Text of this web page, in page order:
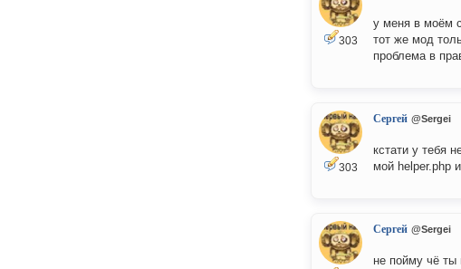
303
у меня в моём
тот же мод
проблема в
303
Сергей @Sergei
кстати у тебя
мой helper.php
Сергей @Sergei
не пойму чё ты